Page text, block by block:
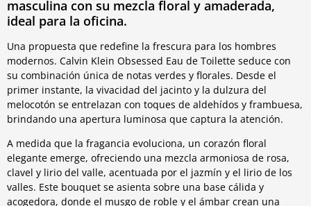
masculina con su mezcla floral y amaderada,
ideal para la oficina.
Una propuesta que redefine la frescura para los hombres
modernos. Calvin Klein Obsessed Eau de Toilette seduce con
su combinación única de notas verdes y florales. Desde el
primer instante, la vivacidad del jacinto y la dulzura del
melocotón se entrelazan con toques de aldehídos y frambuesa,
brindando una apertura luminosa que captura la atención.
A medida que la fragancia evoluciona, un corazón floral
elegante emerge, ofreciendo una mezcla armoniosa de rosa,
clavel y lirio del valle, acentuada por el jazmín y el lirio de los
valles. Este bouquet se asienta sobre una base cálida y
acogedora, donde el musgo de roble y el ámbar crean una